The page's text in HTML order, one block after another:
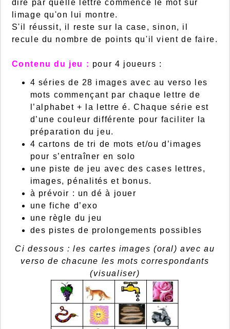
dire par quelle lettre commence le mot sur
limage qu'on lui montre.
S'il réussit, il reste sur la case, sinon, il
recule du nombre de points qu'il vient de faire.
Contenu du jeu : pour 4 joueurs :
4 séries de 28 images avec au verso les
mots commençant par chaque lettre de
l’alphabet + la lettre é. Chaque série est
d’une couleur différente pour faciliter la
préparation du jeu.
4 cartons de tri de mots et/ou d’images
pour s’entraîner en solo
une piste de jeu avec des cases lettres,
images, pénalités et bonus.
à prévoir : un dé à jouer
une fiche d’exo
une règle du jeu
des pistes de prolongements possibles
Ci dessous : les cartes images (oral) avec au
verso de chacune les mots correspondants
(visualiser)